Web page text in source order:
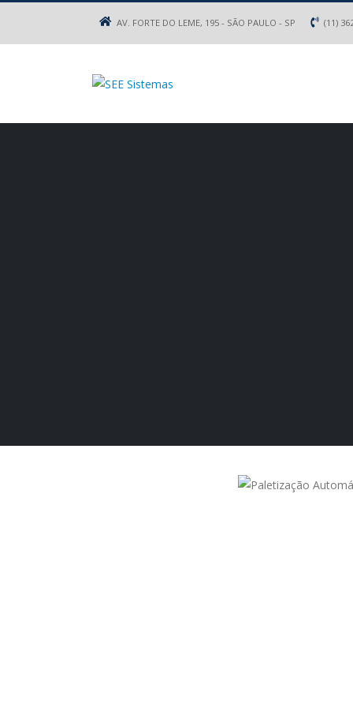
AV. FORTE DO LEME, 195 - SÃO PAULO - SP (11)